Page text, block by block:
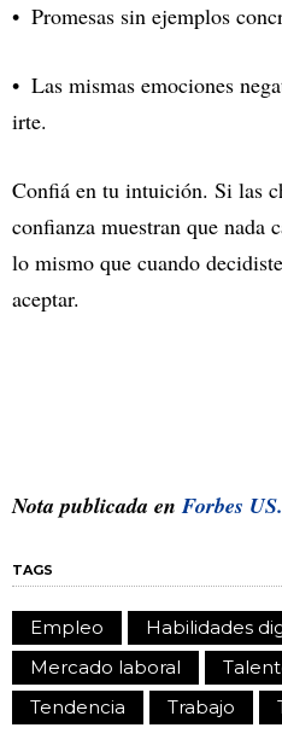
Promesas sin ejemplos
Las mismas emociones
irte.
Confiá en tu intuición. Si las
confianza muestran que nada
lo mismo que cuando
aceptar.
Nota publicada enForbes US.
TAGS
Empleo
Habilidades
Mercado laboral
Tendencia
Trabajo